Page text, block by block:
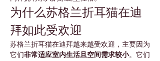
为什么苏格兰折耳猫在迪
拜如此受欢迎
苏格兰折耳猫在迪拜越来越受欢迎，主要因为
它们 非常适应室内生活且空间需求较小。它们